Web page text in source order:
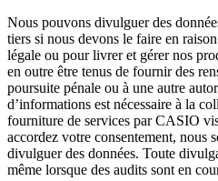
Nous pouvons divulguer des
tiers si nous devons le faire en
légale ou pour livrer et gérer nos
en outre être tenus de fournir des
poursuite pénale ou à une autre
d’informations est nécessaire à la
fourniture de services par CASIO
accordez votre consentement, nous
divulguer des données. Toute
même lorsque des audits sont en